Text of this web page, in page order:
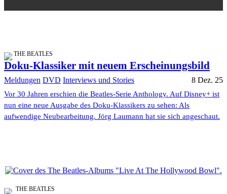
THE BEATLES
Doku-Klassiker mit neuem Erscheinungsbild
Meldungen DVD Interviews und Stories 8 Dez. 25
Vor 30 Jahren erschien die Beatles-Serie Anthology. Auf Disney+ ist
nun eine neue Ausgabe des Doku-Klassikers zu sehen: Als
aufwendige Neubearbeitung. Jörg Laumann hat sie sich angeschaut.
THE BEATLES